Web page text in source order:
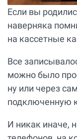
Если вы
наверняка
на кассетные
Все
можно было
ну или через
подключенную
И никак иначе,